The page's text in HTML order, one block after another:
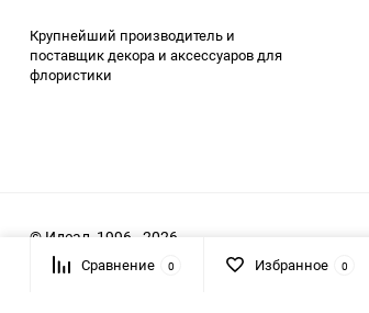
Крупнейший производитель и
поставщик декора и аксессуаров для
флористики
© Идеал, 1996 - 2026
Сравнение 0 Избранное 0